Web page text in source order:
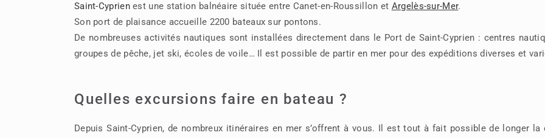
Saint-Cyprienest une station balnéaire située entre Canet-en-Roussillon et Argelès-sur-Mer.
Son port de plaisance accueille 2200 bateaux sur pontons.
De nombreuses activités nautiques sont installées directement dans le Port de Saint-Cyprien : centres
groupes de pêche, jet ski, écoles de voile… Il est possible de partir en mer pour des expéditions diverses et
Quelles excursions faire en bateau ?
Depuis Saint-Cyprien, de nombreux itinéraires en mer s’offrent à vous. Il est tout à fait possible de longer la